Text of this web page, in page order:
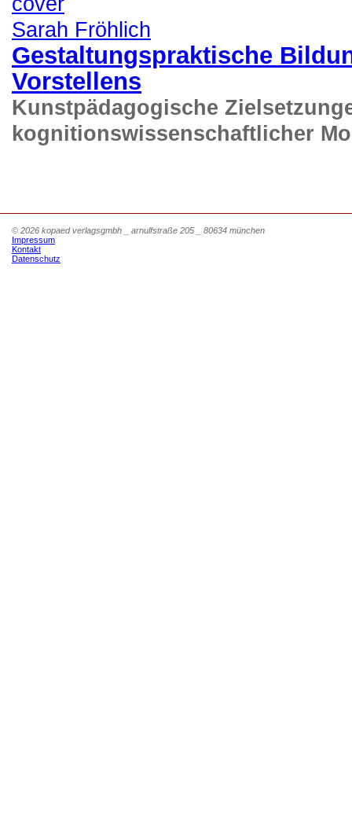
Sarah Fröhlich
Gestaltungspraktische
Vorstellens
Kunstpädagogische
kognitionswissenschaftlicher
© 2026 kopaed verlagsgmbh _ arnulfstraße 205 _ 80634 münchen
Impressum
Kontakt
Datenschutz